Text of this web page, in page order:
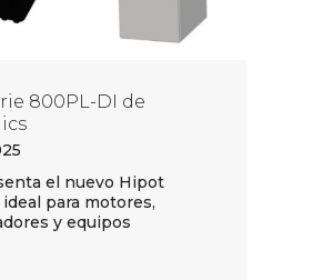
800PL-DI de
el nuevo Hipot
para motores,
y equipos